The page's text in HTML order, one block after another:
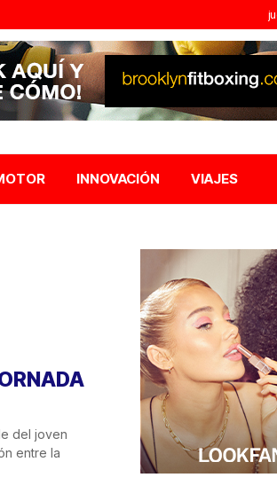
INNOVACIÓN VIAJES
del joven
entre la